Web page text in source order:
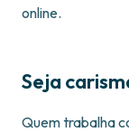
online.
Seja
Quem trabalha